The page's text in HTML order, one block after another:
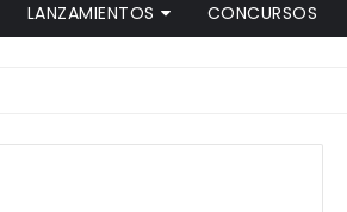
LANZAMIENTOS CONCURSOS